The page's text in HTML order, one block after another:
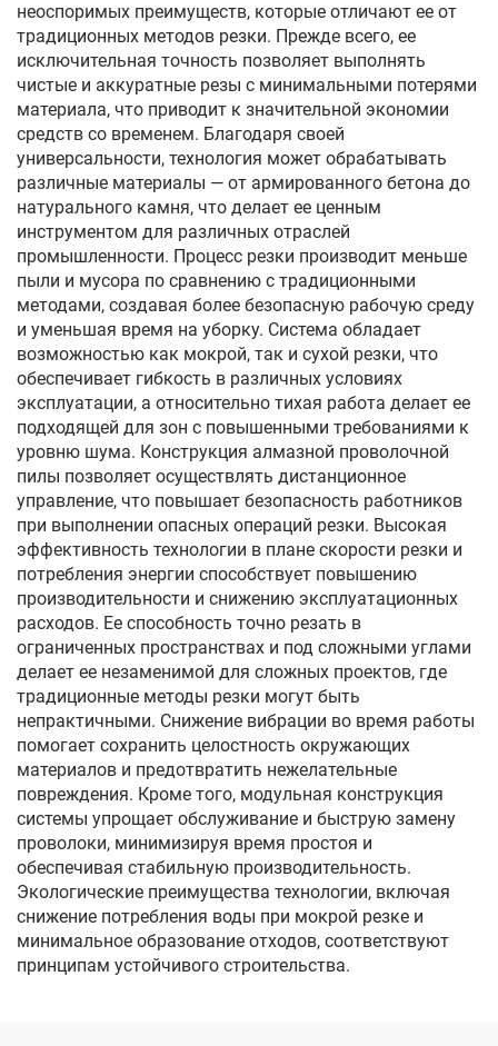
неоспоримых преимуществ, которые отличают ее от
традиционных методов резки. Прежде всего, ее
исключительная точность позволяет выполнять
чистые и аккуратные резы с минимальными потерями
материала, что приводит к значительной экономии
средств со временем. Благодаря своей
универсальности, технология может обрабатывать
различные материалы — от армированного бетона до
натурального камня, что делает ее ценным
инструментом для различных отраслей
промышленности. Процесс резки производит меньше
пыли и мусора по сравнению с традиционными
методами, создавая более безопасную рабочую среду
и уменьшая время на уборку. Система обладает
возможностью как мокрой, так и сухой резки, что
обеспечивает гибкость в различных условиях
эксплуатации, а относительно тихая работа делает ее
подходящей для зон с повышенными требованиями к
уровню шума. Конструкция алмазной проволочной
пилы позволяет осуществлять дистанционное
управление, что повышает безопасность работников
при выполнении опасных операций резки. Высокая
эффективность технологии в плане скорости резки и
потребления энергии способствует повышению
производительности и снижению эксплуатационных
расходов. Ее способность точно резать в
ограниченных пространствах и под сложными углами
делает ее незаменимой для сложных проектов, где
традиционные методы резки могут быть
непрактичными. Снижение вибрации во время работы
помогает сохранить целостность окружающих
материалов и предотвратить нежелательные
повреждения. Кроме того, модульная конструкция
системы упрощает обслуживание и быструю замену
проволоки, минимизируя время простоя и
обеспечивая стабильную производительность.
Экологические преимущества технологии, включая
снижение потребления воды при мокрой резке и
минимальное образование отходов, соответствуют
принципам устойчивого строительства.